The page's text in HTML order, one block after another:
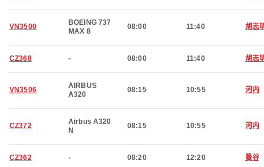
VN3500
BOEING 737
MAX 8
08:00 11:40 胡志
CZ368 - 08:00 11:40 胡志
VN3506
AIRBUS
A320
08:15 10:55 河内
CZ372
Airbus A320
N
08:15 10:55 河内
CZ362 - 08:20 12:20 曼谷